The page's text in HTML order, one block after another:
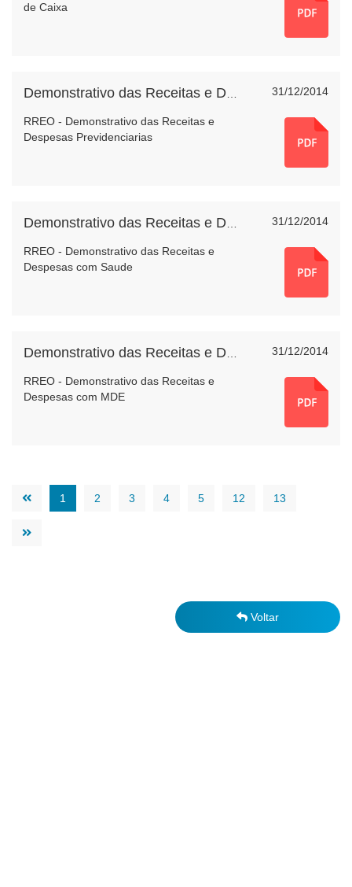
de Caixa
31/12/2014
RREO - Demonstrativo das Receitas e
Despesas Previdenciarias
31/12/2014
RREO - Demonstrativo das Receitas e
Despesas com Saude
31/12/2014
RREO - Demonstrativo das Receitas e
Despesas com MDE
1 2 3 4 5 12 13
Voltar